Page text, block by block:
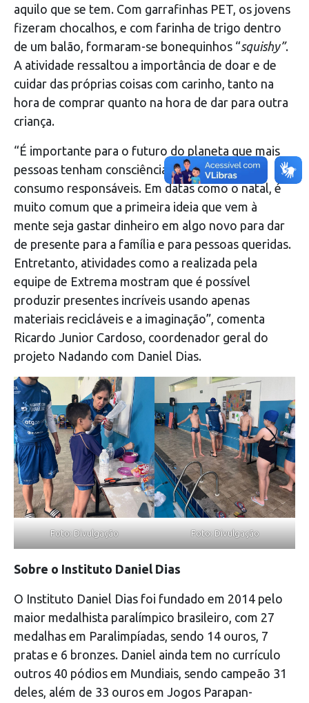
aquilo que se tem. Com garrafinhas PET, os jovens
fizeram chocalhos, e com farinha de trigo dentro
de um balão, formaram-se bonequinhos “squishy”.
A atividade ressaltou a importância de doar e de
cuidar das próprias coisas com carinho, tanto na
hora de comprar quanto na hora de dar para outra
criança.
“É importante para o futuro do planeta que mais
pessoas tenham consciência sobre produção e
consumo responsáveis. Em datas como o natal, é
muito comum que a primeira ideia que vem à
mente seja gastar dinheiro em algo novo para dar
de presente para a família e para pessoas queridas.
Entretanto, atividades como a realizada pela
equipe de Extrema mostram que é possível
produzir presentes incríveis usando apenas
materiais recicláveis e a imaginação”, comenta
Ricardo Junior Cardoso, coordenador geral do
projeto Nadando com Daniel Dias.
Foto: Divulgação Foto: Divulgação
Sobre o Instituto Daniel Dias
O Instituto Daniel Dias foi fundado em 2014 pelo
maior medalhista paralímpico brasileiro, com 27
medalhas em Paralimpíadas, sendo 14 ouros, 7
pratas e 6 bronzes. Daniel ainda tem no currículo
outros 40 pódios em Mundiais, sendo campeão 31
deles, além de 33 ouros em Jogos Parapan-